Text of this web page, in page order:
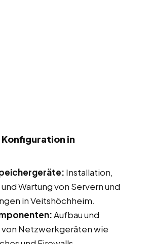
in
Installation,
Wartung von Servern und
in Veitshöchheim.
Aufbau und
Netzwerkgeräten wie